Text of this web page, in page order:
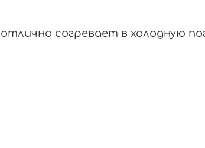
согревает в холодную